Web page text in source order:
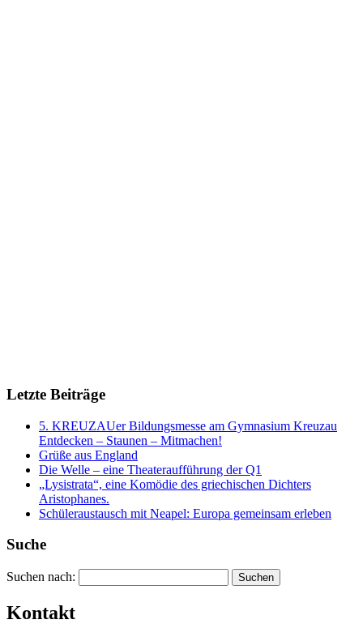
Letzte Beiträge
5. KREUZAUer Bildungsmesse am Gymnasium Kreuzau
Entdecken – Staunen – Mitmachen!
Grüße aus England
Die Welle – eine Theateraufführung der Q1
„Lysistrata“, eine Komödie des griechischen Dichters
Aristophanes.
Schüleraustausch mit Neapel: Europa gemeinsam erleben
Suche
Suchen nach:
Kontakt